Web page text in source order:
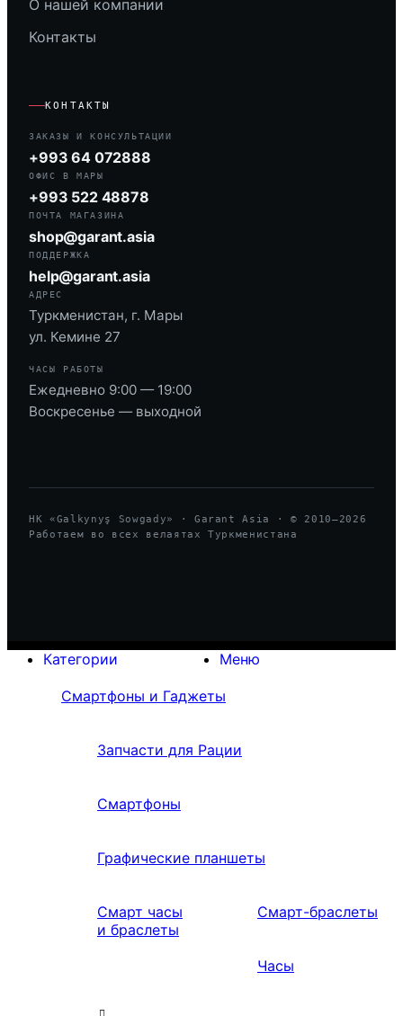
О нашей компании
Контакты
КОНТАКТЫ
ЗАКАЗЫ И КОНСУЛЬТАЦИИ
+993 64 072888
ОФИС В МАРЫ
+993 522 48878
ПОЧТА МАГАЗИНА
shop@garant.asia
ПОДДЕРЖКА
help@garant.asia
АДРЕС
Туркменистан, г. Мары
ул. Кемине 27
ЧАСЫ РАБОТЫ
Ежедневно 9:00 — 19:00
Воскресенье — выходной
HK «Galkynyş Sowgady» · Garant Asia · © 2010—2026
Работаем во всех велаятах Туркменистана
Меню
Категории
Смартфоны и Гаджеты
Запчасти для Рации
Смартфоны
Графические планшеты
Смарт часы
и браслеты
Смарт-браслеты
Часы